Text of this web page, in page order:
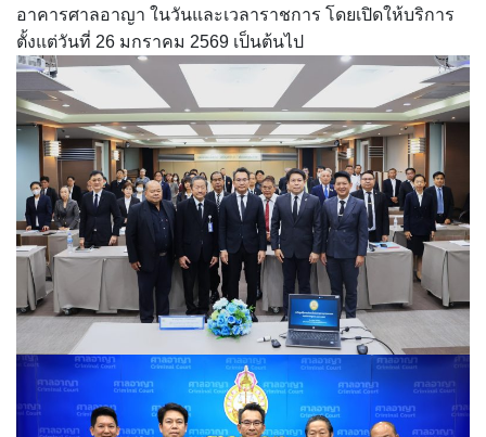
อาคารศาลอาญา ในวันและเวลาราชการ โดยเปิดให้บริการ
ตั้งแต่วันที่ 26 มกราคม 2569 เป็นต้นไป